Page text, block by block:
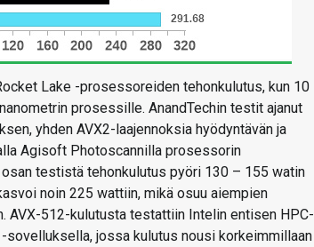
Lake -prosessoreiden tehonkulutus, kun 10
prosessille. AnandTechin testit ajanut
yhden AVX2-laajennoksia hyödyntävän ja
Agisoft Photoscannilla prosessorin
testistä tehonkulutus pyöri 130 – 155 watin
noin 225 wattiin, mikä osuu aiempien
AVX-512-kulutusta testattiin Intelin entisen HPC-
jossa kulutus nousi korkeimmillaan